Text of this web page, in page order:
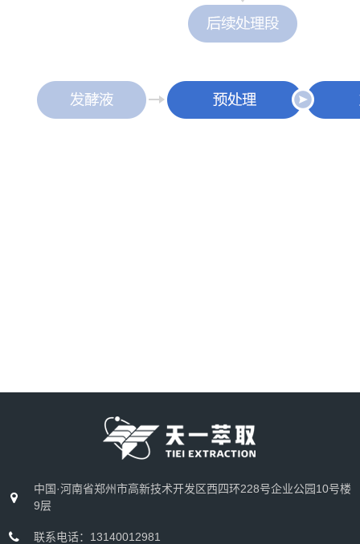
中国·河南省郑州市高新技术开发区西四环228号企业公园10号楼
9层
联系电话：13140012981